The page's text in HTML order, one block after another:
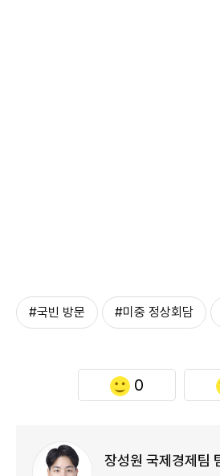
#국빈 방문 #미중 정상회담
0
장성원 국제경제팀